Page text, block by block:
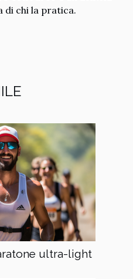
di chi la pratica.
ultra-light